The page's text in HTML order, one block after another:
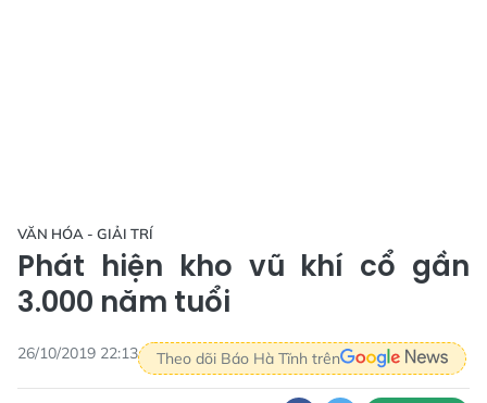
VĂN HÓA - GIẢI TRÍ
Phát hiện kho vũ khí cổ gần
3.000 năm tuổi
26/10/2019 22:13 Theo dõi Báo Hà Tĩnh trên